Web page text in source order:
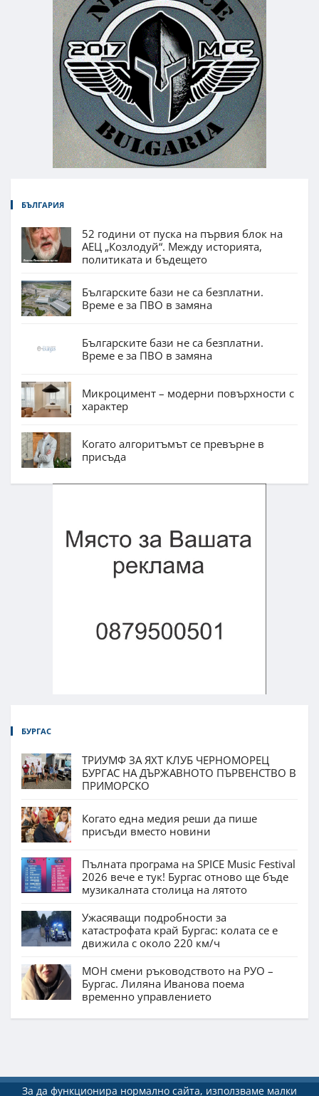
БЪЛГАРИЯ
52 години от пуска на първия блок на
АЕЦ „Козлодуй“. Между историята,
политиката и бъдещето
Българските бази не са безплатни.
Време е за ПВО в замяна
Българските бази не са безплатни.
Време е за ПВО в замяна
Микроцимент – модерни повърхности с
характер
Когато алгоритъмът се превърне в
присъда
БУРГАС
ТРИУМФ ЗА ЯХТ КЛУБ ЧЕРНОМОРЕЦ
БУРГАС НА ДЪРЖАВНОТО ПЪРВЕНСТВО В
ПРИМОРСКО
Когато една медия реши да пише
присъди вместо новини
Пълната програма на SPICE Music Festival
2026 вече е тук! Бургас отново ще бъде
музикалната столица на лятото
Ужасяващи подробности за
катастрофата край Бургас: колата се е
движила с около 220 км/ч
МОН смени ръководството на РУО –
Бургас. Лиляна Иванова поема
временно управлението
За да функционира нормално сайта, използваме малки